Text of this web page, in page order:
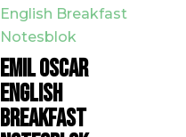
EMIL OSCAR
ENGLISH
BREAKFAST